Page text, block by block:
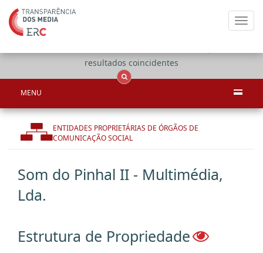
resultados coincidentes
MENU
ENTIDADES PROPRIETÁRIAS DE ÓRGÃOS DE
COMUNICAÇÃO SOCIAL
Som do Pinhal II - Multimédia,
Lda.
Estrutura de Propriedade